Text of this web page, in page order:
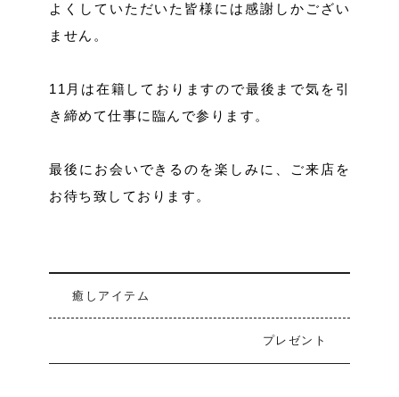
よくしていただいた皆様には感謝しかござい
ません。
11月は在籍しておりますので最後まで気を引
き締めて仕事に臨んで参ります。
最後にお会いできるのを楽しみに、ご来店を
お待ち致しております。
癒しアイテム
プレゼント